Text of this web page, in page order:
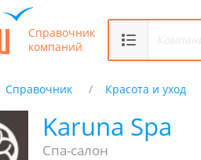
Справочник
компаний
Справочник Красота и уход
Karuna Spa
Спа-салон